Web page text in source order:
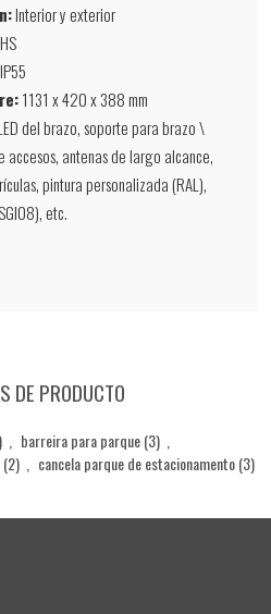
Interior y exterior
IP55
1131 x 420 x 388 mm
del brazo, soporte para brazo \
accesos, antenas de largo alcance,
pintura personalizada (RAL),
etc.
DE PRODUCTO
, barreira para parque(3) ,
(2) , cancela parque de estacionamento(3)